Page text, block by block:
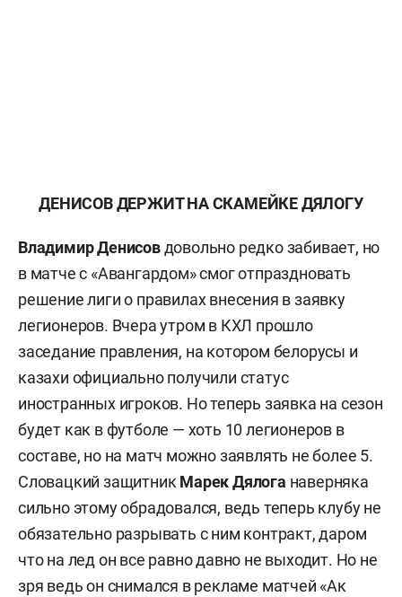
ДЕНИСОВ ДЕРЖИТ НА СКАМЕЙКЕ ДЯЛОГУ
ВладимирДенисовдовольно редко забивает, но
в матче с «Авангардом» смог отпраздновать
решение лиги о правилах внесения в заявку
легионеров. Вчера утром в КХЛ прошло
заседание правления, на котором белорусы и
казахи официально получили статус
иностранных игроков. Но теперь заявка на сезон
будет как в футболе — хоть 10 легионеров в
составе, но на матч можно заявлять не более 5.
Словацкий защитник МарекДялога наверняка
сильно этому обрадовался, ведь теперь клубу не
обязательно разрывать с ним контракт, даром
что на лед он все равно давно не выходит. Но не
зря ведь он снимался в рекламе матчей «Ак